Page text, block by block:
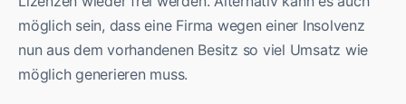
möglich sein, dass eine Firma wegen einer Insolvenz
nun aus dem vorhandenen Besitz so viel Umsatz wie
möglich generieren muss.